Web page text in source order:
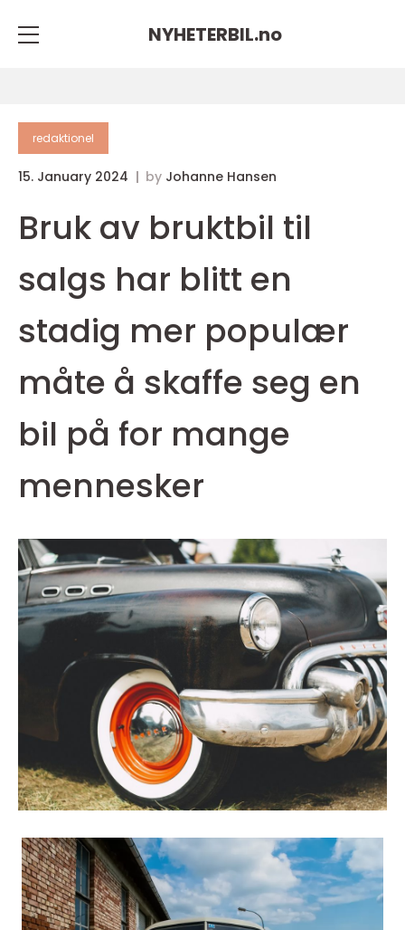
NYHETERBIL.no
redaktionel
15. January 2024 by Johanne Hansen
Bruk av bruktbil til
salgs har blitt en
stadig mer populær
måte å skaffe seg en
bil på for mange
mennesker